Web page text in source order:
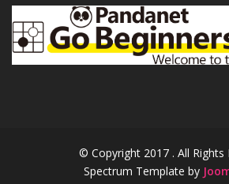
© Copyright 2017 . All Rights
Spectrum Template by